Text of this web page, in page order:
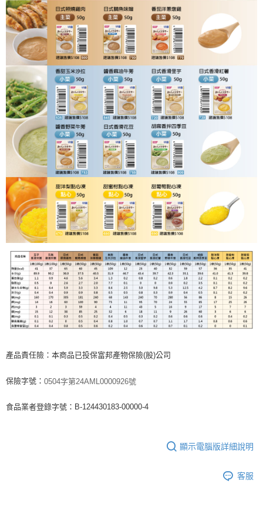
產品責任險：本商品已投保富邦產物保險(股)公司
保險字號： 0504字第24AML0000926號
食品業者登錄字號：B-124430183-00000-4
顯示電腦版詳細說明
客服